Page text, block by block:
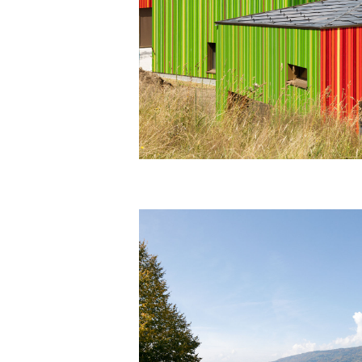
Massivholz, Schweizerholz, FSC und
65.68 m3 (für alle 4 Kindergärten)